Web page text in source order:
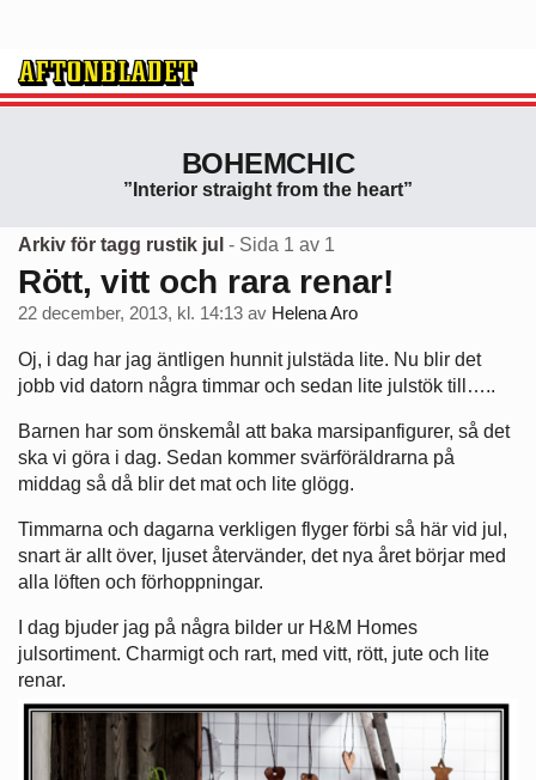
BOHEMCHIC
”Interior straight from the heart”
Arkiv för tagg rustik jul - Sida 1 av 1
Rött, vitt och rara renar!
22 december, 2013, kl. 14:13 av Helena Aro
Oj, i dag har jag äntligen hunnit julstäda lite. Nu blir det
jobb vid datorn några timmar och sedan lite julstök till…..
Barnen har som önskemål att baka marsipanfigurer, så det
ska vi göra i dag. Sedan kommer svärföräldrarna på
middag så då blir det mat och lite glögg.
Timmarna och dagarna verkligen flyger förbi så här vid jul,
snart är allt över, ljuset återvänder, det nya året börjar med
alla löften och förhoppningar.
I dag bjuder jag på några bilder ur H&M Homes
julsortiment. Charmigt och rart, med vitt, rött, jute och lite
renar.